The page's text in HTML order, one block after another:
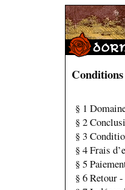
§ 1
§ 2
§ 3
§ 4 Frais
§ 5
§ 6 Retour -